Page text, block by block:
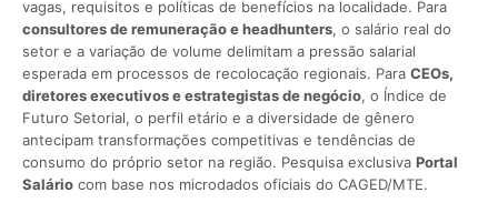
vagas, requisitos e políticas de benefícios na localidade. Para
consultores de remuneração e headhunters, o salário real do
setor e a variação de volume delimitam a pressão salarial
esperada em processos de recolocação regionais. Para CEOs,
diretores executivos e estrategistas de negócio, o Índice de
Futuro Setorial, o perfil etário e a diversidade de gênero
antecipam transformações competitivas e tendências de
consumo do próprio setor na região. Pesquisa exclusiva Portal
Salário com base nos microdados oficiais do CAGED/MTE.